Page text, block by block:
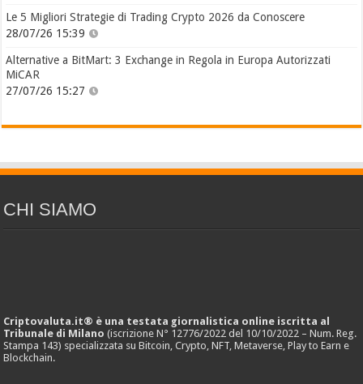
Le 5 Migliori Strategie di Trading Crypto 2026 da Conoscere
28/07/26 15:39
Alternative a BitMart: 3 Exchange in Regola in Europa Autorizzati
MiCAR
27/07/26 15:27
CHI SIAMO
Criptovaluta.it® è una testata giornalistica online iscritta al
Tribunale di Milano (iscrizione N° 12776/2022 del 10/10/2022 – Num. Reg.
Stampa 143) specializzata su Bitcoin, Crypto, NFT, Metaverse, Play to Earn e
Blockchain.